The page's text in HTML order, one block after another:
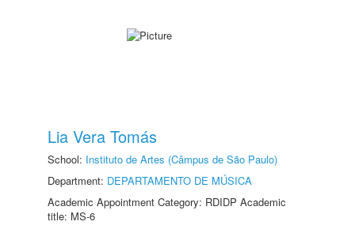
Lia Vera Tomás
School: Instituto de Artes (Câmpus de São Paulo)
Department: DEPARTAMENTO DE MÚSICA
Academic Appointment Category: RDIDP Academic
title: MS-6